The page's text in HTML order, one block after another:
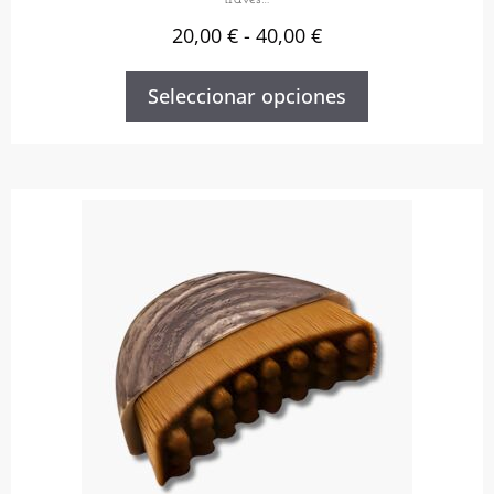
20,00 € - 40,00 €
Seleccionar opciones